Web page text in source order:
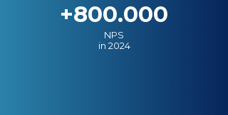
+800.000
NPS
in 2024